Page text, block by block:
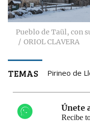
Pueblo de Taül, con
ORIOL CLAVERA
TEMAS Pirineo de
Únete
Recibe